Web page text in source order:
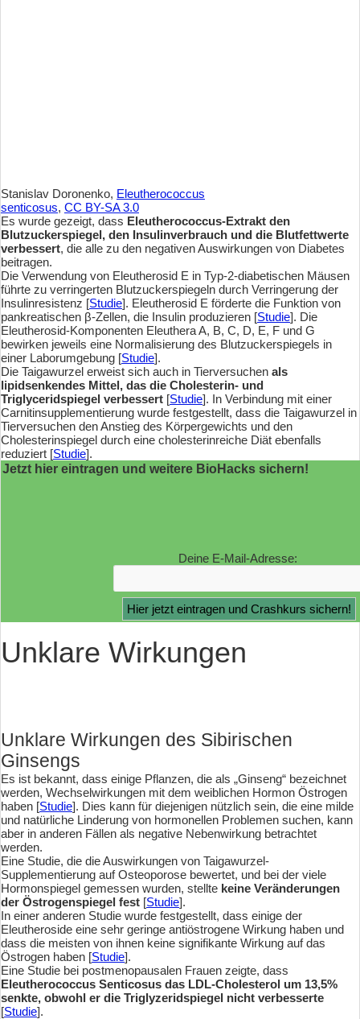
Stanislav Doronenko, Eleutherococcus
senticosus, CC BY-SA 3.0
Es wurde gezeigt, dass Eleutherococcus-Extrakt den
Blutzuckerspiegel, den Insulinverbrauch und die Blutfettwerte
verbessert, die alle zu den negativen Auswirkungen von Diabetes
beitragen.
Die Verwendung von Eleutherosid E in Typ-2-diabetischen Mäusen
führte zu verringerten Blutzuckerspiegeln durch Verringerung der
Insulinresistenz [Studie]. Eleutherosid E förderte die Funktion von
pankreatischen β-Zellen, die Insulin produzieren [Studie]. Die
Eleutherosid-Komponenten Eleuthera A, B, C, D, E, F und G
bewirken jeweils eine Normalisierung des Blutzuckerspiegels in
einer Laborumgebung [Studie].
Die Taigawurzel erweist sich auch in Tierversuchen als
lipidsenkendes Mittel, das die Cholesterin- und
Triglyceridspiegel verbessert [Studie]. In Verbindung mit einer
Carnitinsupplementierung wurde festgestellt, dass die Taigawurzel in
Tierversuchen den Anstieg des Körpergewichts und den
Cholesterinspiegel durch eine cholesterinreiche Diät ebenfalls
reduziert [Studie].
Jetzt hier eintragen und weitere BioHacks sichern!
Deine E-Mail-Adresse:
Unklare Wirkungen
Unklare Wirkungen des Sibirischen
Ginsengs
Es ist bekannt, dass einige Pflanzen, die als „Ginseng“ bezeichnet
werden, Wechselwirkungen mit dem weiblichen Hormon Östrogen
haben [Studie]. Dies kann für diejenigen nützlich sein, die eine milde
und natürliche Linderung von hormonellen Problemen suchen, kann
aber in anderen Fällen als negative Nebenwirkung betrachtet
werden.
Eine Studie, die die Auswirkungen von Taigawurzel-
Supplementierung auf Osteoporose bewertet, und bei der viele
Hormonspiegel gemessen wurden, stellte keine Veränderungen
der Östrogenspiegel fest [Studie].
In einer anderen Studie wurde festgestellt, dass einige der
Eleutheroside eine sehr geringe antiöstrogene Wirkung haben und
dass die meisten von ihnen keine signifikante Wirkung auf das
Östrogen haben [Studie].
Eine Studie bei postmenopausalen Frauen zeigte, dass
Eleutherococcus Senticosus das LDL-Cholesterol um 13,5%
senkte, obwohl er die Triglyzeridspiegel nicht verbesserte
[Studie].